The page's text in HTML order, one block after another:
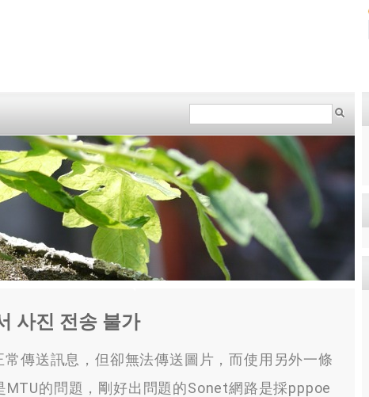
사진 전송 불가
傳送訊息 ， 但卻無法傳送圖片 ，而使用另外一條
MTU的問題 ， 剛好出問題的Sonet網路是採pppoe